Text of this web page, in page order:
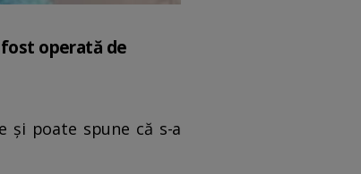
operată de
și poate spune că s-a